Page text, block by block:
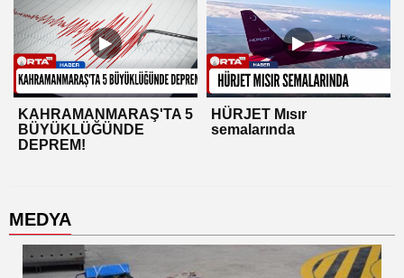
KAHRAMANMARAŞ'TA 5
BÜYÜKLÜĞÜNDE
DEPREM!
HÜRJET Mısır
semalarında
MEDYA